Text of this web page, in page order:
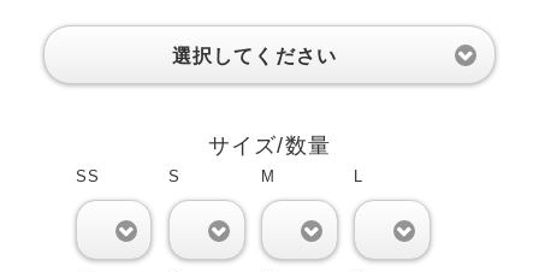
選択してください
サイズ/数量
SS S M L